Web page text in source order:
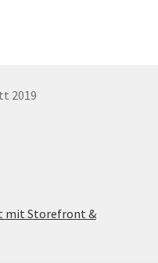
2019
mit Storefront &